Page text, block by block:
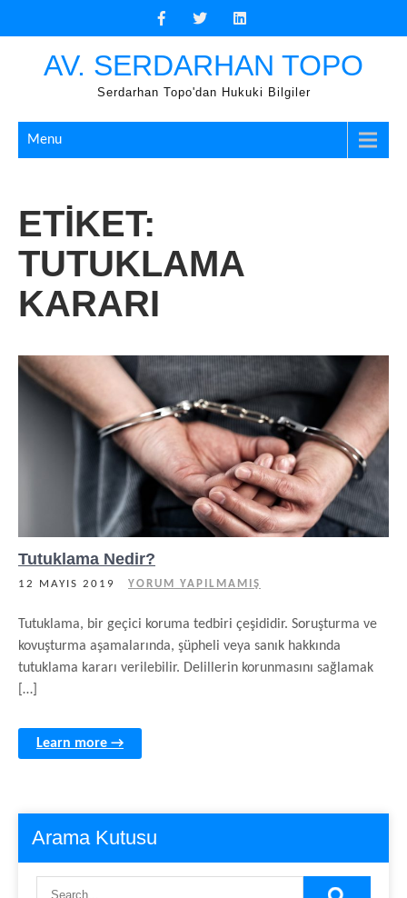
AV. SERDARHAN TOPO
Serdarhan Topo'dan Hukuki Bilgiler
Menu
ETIKET:
TUTUKLAMA
KARARI
Tutuklama Nedir?
12 MAYIS 2019 YORUM YAPILMAMIŞ
Tutuklama, bir geçici koruma tedbiri çeşididir. Soruşturma ve
kovuşturma aşamalarında, şüpheli veya sanık hakkında
tutuklama kararı verilebilir. Delillerin korunmasını sağlamak
[…]
Learn more →
Arama Kutusu